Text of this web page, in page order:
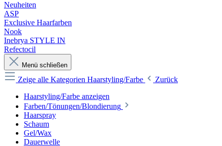
Neuheiten
ASP
Exclusive Haarfarben
Nook
Inebrya STYLE IN
Refectocil
Menü schließen
Zeige alle Kategorien Haarstyling/Farbe
Zurück
Haarstyling/Farbe anzeigen
Farben/Tönungen/Blondierung
Haarspray
Schaum
Gel/Wax
Dauerwelle